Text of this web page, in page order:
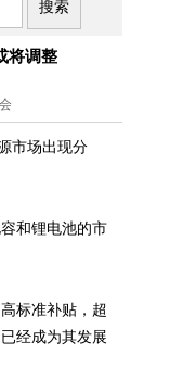
将调整
市场出现分
和锂电池的市
标准补贴，超
经成为其发展